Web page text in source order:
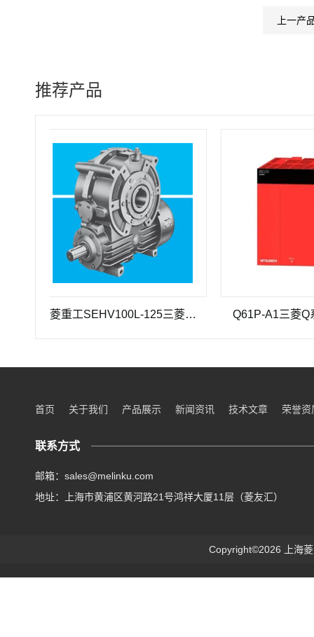
上一产
推荐产品
三菱重工SEHV100L-125三菱重工蜗轮蜗杆减速机SEHV100L-125 Q61P-A1三菱Q系列电
首页 关于我们 产品展示 新闻资讯 技术文章 荣誉资
联系方式
邮箱：sales@melinku.com
地址：上海市黄浦区黄河路21号鸿祥大厦11层（菱友汇）
Copyright©2026 上海